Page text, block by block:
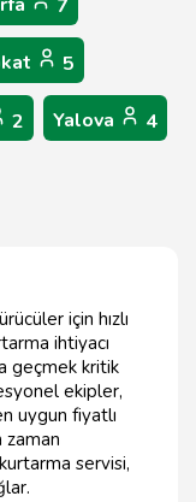
7
5
2 Yalova 4
için hızlı
ihtiyacı
geçmek kritik
ekipler,
uygun fiyatlı
zaman
servisi,